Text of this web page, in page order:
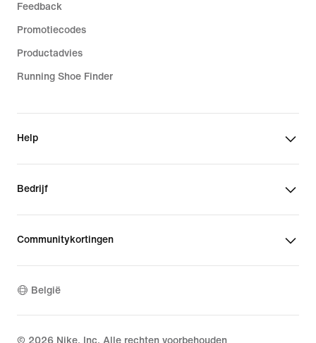
Feedback
Promotiecodes
Productadvies
Running Shoe Finder
Help
Bedrijf
Communitykortingen
België
© 2026 Nike, Inc. Alle rechten voorbehouden